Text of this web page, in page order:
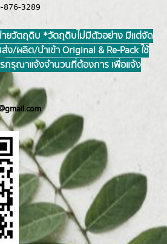
876-3289
ายวัตถุดิบ *วัตถุดิบไม่มีตัวอย่าง มีแต่จัด
/ผลิต/นำเข้า Original & Re-Pack ใช้
กรุณาแจ้งจำนวนที่ต้องการ เพื่อแจ้ง